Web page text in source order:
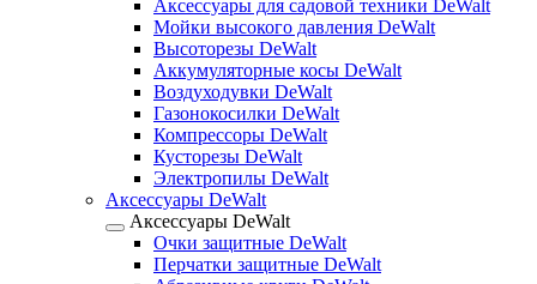
Аксессуары для садовой техники DeWalt
Мойки высокого давления DeWalt
Высоторезы DeWalt
Аккумуляторные косы DeWalt
Воздуходувки DeWalt
Газонокосилки DeWalt
Компрессоры DeWalt
Кусторезы DeWalt
Электропилы DeWalt
Аксессуары DeWalt
Аксессуары DeWalt
Очки защитные DeWalt
Перчатки защитные DeWalt